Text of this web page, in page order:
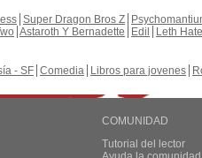
Super Dragon Bros Z
Astaroth Y Bernadette Edil
Leth Hate
- SF Comedia Libros para jovenes
COMUNIDAD
Tutorial del lector